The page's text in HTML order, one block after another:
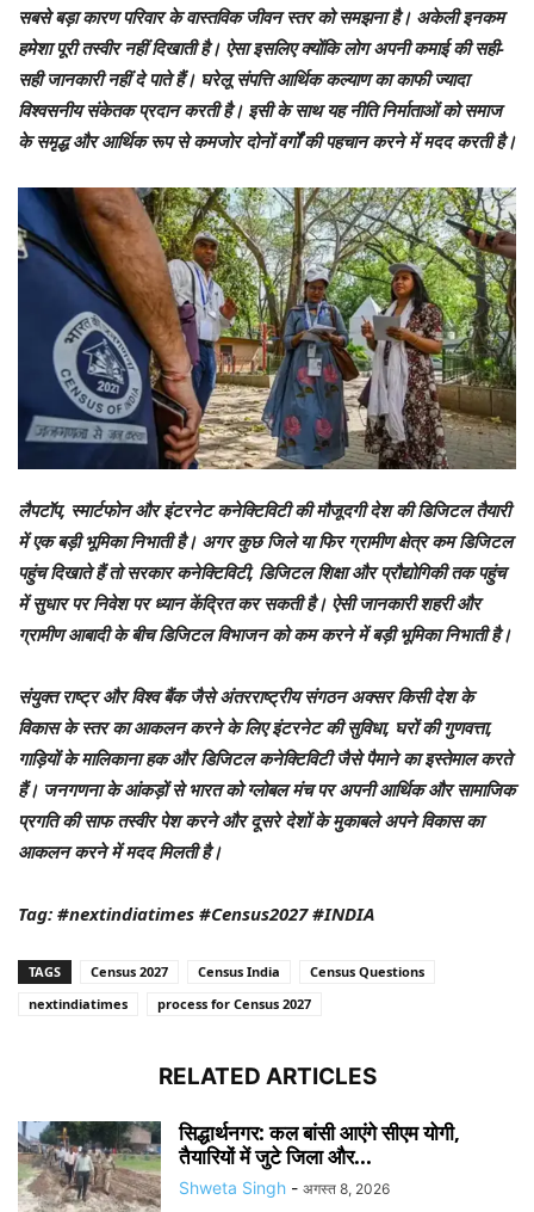
सबसे बड़ा कारण परिवार के वास्तविक जीवन स्तर को समझना है। अकेली इनकम
हमेशा पूरी तस्वीर नहीं दिखाती है। ऐसा इसलिए क्योंकि लोग अपनी कमाई की सही-
सही जानकारी नहीं दे पाते हैं। घरेलू संपत्ति आर्थिक कल्याण का काफी ज्यादा
विश्वसनीय संकेतक प्रदान करती है। इसी के साथ यह नीति निर्माताओं को समाज
के समृद्ध और आर्थिक रूप से कमजोर दोनों वर्गों की पहचान करने में मदद करती है।
लैपटॉप, स्मार्टफोन और इंटरनेट कनेक्टिविटी की मौजूदगी देश की डिजिटल तैयारी
में एक बड़ी भूमिका निभाती है। अगर कुछ जिले या फिर ग्रामीण क्षेत्र कम डिजिटल
पहुंच दिखाते हैं तो सरकार कनेक्टिविटी, डिजिटल शिक्षा और प्रौद्योगिकी तक पहुंच
में सुधार पर निवेश पर ध्यान केंद्रित कर सकती है। ऐसी जानकारी शहरी और
ग्रामीण आबादी के बीच डिजिटल विभाजन को कम करने में बड़ी भूमिका निभाती है।
संयुक्त राष्ट्र और विश्व बैंक जैसे अंतरराष्ट्रीय संगठन अक्सर किसी देश के
विकास के स्तर का आकलन करने के लिए इंटरनेट की सुविधा, घरों की गुणवत्ता,
गाड़ियों के मालिकाना हक और डिजिटल कनेक्टिविटी जैसे पैमाने का इस्तेमाल करते
हैं। जनगणना के आंकड़ों से भारत को ग्लोबल मंच पर अपनी आर्थिक और सामाजिक
प्रगति की साफ तस्वीर पेश करने और दूसरे देशों के मुकाबले अपने विकास का
आकलन करने में मदद मिलती है।
Tag: #nextindiatimes #Census2027 #INDIA
TAGS Census 2027 Census India
Census Questions
nextindiatimes
process for Census 2027
RELATED ARTICLES
सिद्धार्थनगर: कल बांसी आएंगे सीएम योगी,
तैयारियों में जुटे जिला और...
Shweta Singh - अगस्त 8, 2026